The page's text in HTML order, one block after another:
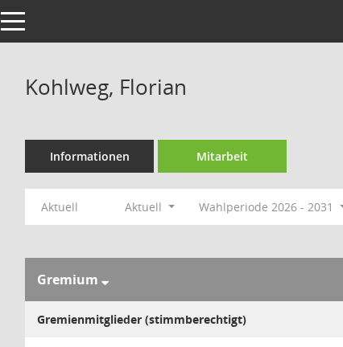
Toggle navigation
Kohlweg, Florian
Informationen Mitarbeit
Aktuell Aktuell Wahlperiode 2026 - 2031
Gremium
Gremienmitglieder (stimmberechtigt)